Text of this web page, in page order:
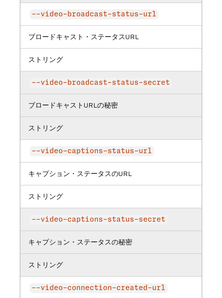
--video-broadcast-status-url
ブロードキャスト・ステータスURL
ストリング
--video-broadcast-status-secret
ブロードキャストURLの秘密
ストリング
--video-captions-status-url
キャプション・ステータスのURL
ストリング
--video-captions-status-secret
キャプション・ステータスの秘密
ストリング
--video-connection-created-url